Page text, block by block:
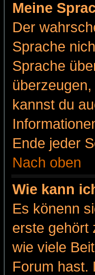
Meine
Der
Sprache
Sprache
kannst du
Ende jeder
Nach oben
Wie kann
Es könenn
erste gehört
wie viele
Forum hast.